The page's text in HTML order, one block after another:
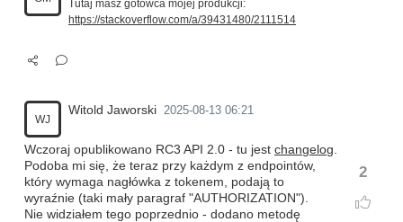
Tutaj masz gotowca mojej produkcji:
https://stackoverflow.com/a/39431480/2111514
WJ
Witold Jaworski 2025-08-13 06:21
2
Wczoraj opublikowano RC3 API 2.0 - tu jest changelog
Podoba mi się, że teraz przy każdym z endpointów,
który wymaga nagłówka z tokenem, podają to
wyraźnie (taki mały paragraf "AUTHORIZATION").
Nie widziałem tego poprzednio - dodano metodę